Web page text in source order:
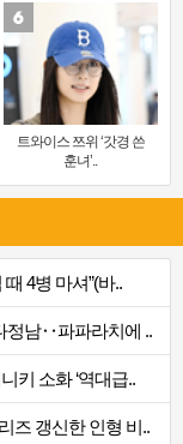
트와이스 쯔위 ‘갓경 쓴
훈녀’..
4병 마셔”(바..
정남‥파파라치에 ..
키 소화 ‘역대급..
즈 갱신한 인형 비..